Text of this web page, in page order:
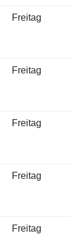
Freitag
Freitag
Freitag
Freitag
Freitag